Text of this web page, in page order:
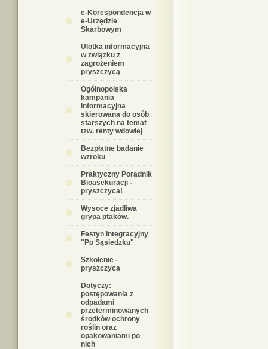
e-Korespondencja w
e-Urzędzie
Skarbowym
Ulotka informacyjna
w związku z
zagrożeniem
pryszczycą
Ogólnopolska
kampania
informacyjna
skierowana do osób
starszych na temat
tzw. renty wdowiej
Bezpłatne badanie
wzroku
Praktyczny Poradnik
Bioasekuracji -
pryszczyca!
Wysoce zjadliwa
grypa ptaków.
Festyn Integracyjny
"Po Sąsiedzku"
Szkolenie -
pryszczyca
Dotyczy:
postępowania z
odpadami
przeterminowanych
środków ochrony
roślin oraz
opakowaniami po
nich